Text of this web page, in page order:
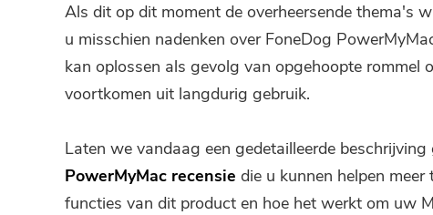
Als dit op dit moment de overheersende thema's
u misschien nadenken over FoneDog
kan oplossen als gevolg van opgehoopte rommel
voortkomen uit langdurig gebruik.
Laten we vandaag een gedetailleerde beschrijving
PowerMyMac recensie die u kunnen helpen
functies van dit product en hoe het werkt om uw